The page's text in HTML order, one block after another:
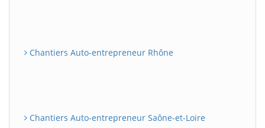
Chantiers Auto-entrepreneur Rhône
Chantiers Auto-entrepreneur Saône-et-Loire